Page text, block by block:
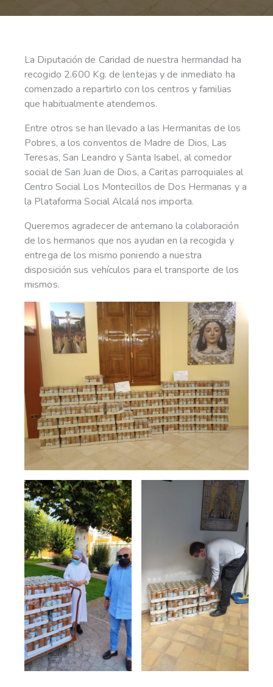
La Diputación de Caridad de nuestra hermandad ha
recogido 2.600 Kg. de lentejas y de inmediato ha
comenzado a repartirlo con los centros y familias
que habitualmente atendemos.
Entre otros se han llevado a las Hermanitas de los
Pobres, a los conventos de Madre de Dios, Las
Teresas, San Leandro y Santa Isabel, al comedor
social de San Juan de Dios, a Caritas parroquiales al
Centro Social Los Montecillos de Dos Hermanas y a
la Plataforma Social Alcalá nos importa.
Queremos agradecer de antemano la colaboración
de los hermanos que nos ayudan en la recogida y
entrega de los mismo poniendo a nuestra
disposición sus vehículos para el transporte de los
mismos.